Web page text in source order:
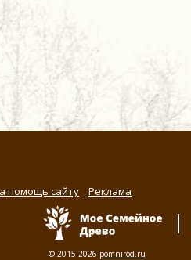
помощь сайту Реклама
© 2015-2026 pomnirod.ru